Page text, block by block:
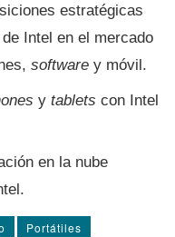
estratégicas
Intel en el mercado
software y móvil.
ytablets con Intel
en la nube
Portátiles